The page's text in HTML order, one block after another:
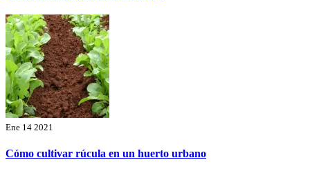
Ene 14 2021
Cómo cultivar rúcula en un huerto urbano